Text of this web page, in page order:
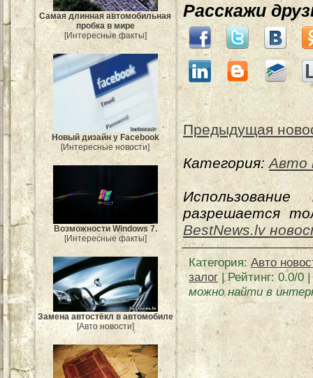
Самая длинная автомобильная
пробка в мире
[Интересные факты]
Новый дизайн у Facebook
[Интересные новости]
Возможности Windows 7.
[Интересные факты]
Замена автостёкл в автомобиле
[Авто новости]
Расскажи
Предыдущая
Категория:Авто
разрешается
BestNews.lv
Категория: Авто
залог |Рейтинг: 0.0/0
можно найти в